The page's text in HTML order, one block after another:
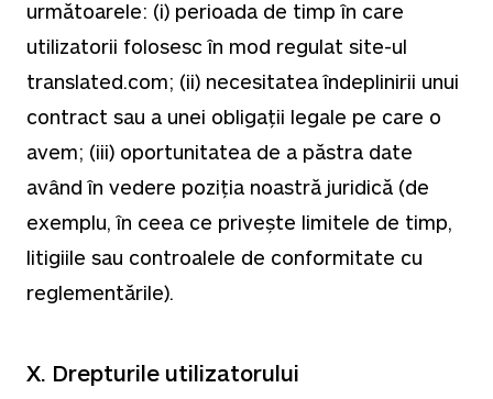
următoarele: (i) perioada de timp în care
utilizatorii folosesc în mod regulat site-ul
translated.com; (ii) necesitatea îndeplinirii unui
contract sau a unei obligații legale pe care o
avem; (iii) oportunitatea de a păstra date
având în vedere poziția noastră juridică (de
exemplu, în ceea ce privește limitele de timp,
litigiile sau controalele de conformitate cu
reglementările).
X. Drepturile utilizatorului